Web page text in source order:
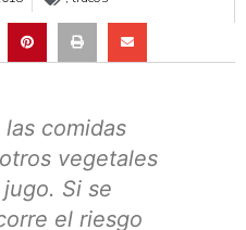
comidas
vegetales
Si se
el riesgo